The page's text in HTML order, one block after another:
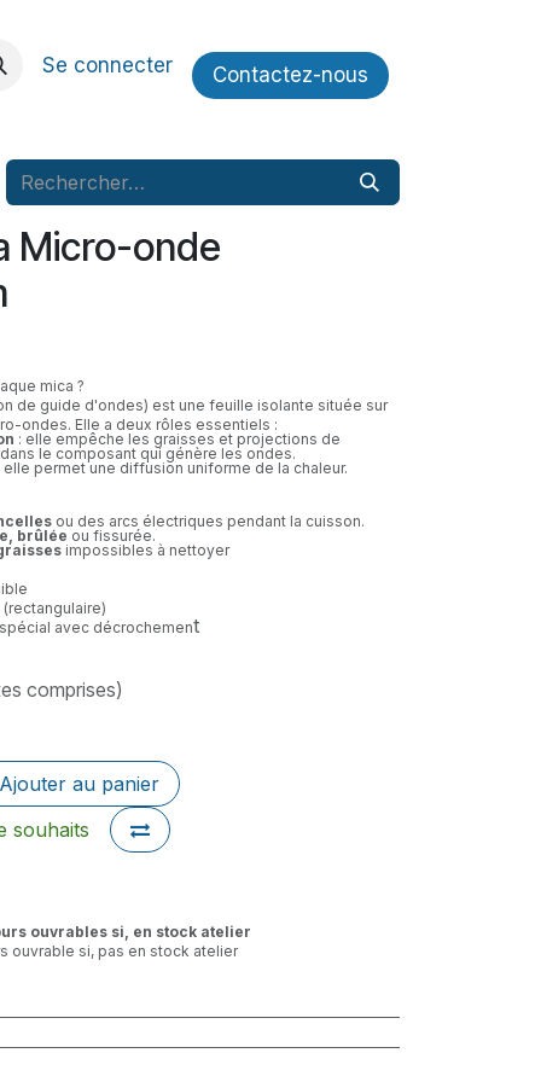
Se connecter Contactez​​-nous
Micro-onde
mica ?
de guide d'ondes) est une feuille isolante située sur
ondes. Elle a deux rôles essentiels :
: elle empêche les graisses et projections de
le composant qui génère les ondes.
elle permet une diffusion uniforme de la chaleur.
ou des arcs électriques pendant la cuisson.
brûlée ou fissurée.
impossibles à nettoyer
avec décrochement
comprises)
Ajouter au panier
souhaits
ouvrables si, en stock atelier
ouvrable si, pas en stock atelier